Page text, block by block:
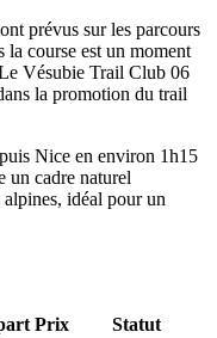
prévus sur les parcours
la course est un moment
Vésubie Trail Club 06
la promotion du trail
Nice en environ 1h15
un cadre naturel
idéal pour un
Prix
Statut